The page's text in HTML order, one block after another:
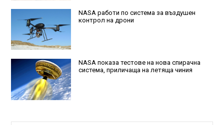
NASA работи по система за въздушен
контрол на дрони
NASA показа тестове на нова спирачна
система, приличаща на летяща чиния